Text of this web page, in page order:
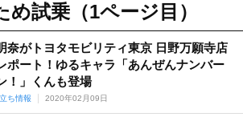
め試乗（1ページ目）
奈がトヨタモビリティ東京 日野万願寺店
ポート！ゆるキャラ「あんぜんナンバー
！」くんも登場
ち情報 2020年02月09日